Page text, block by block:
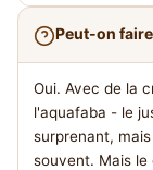
Peut-on
Oui. Avec de la
l'aquafaba - le
surprenant,
souvent. Mais